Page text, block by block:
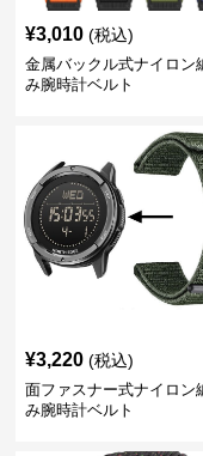
¥3,010 (税込)
金属バックル式ナイロン
み腕時計ベルト
¥3,220 (税込)
面ファスナー式ナイロン
み腕時計ベルト